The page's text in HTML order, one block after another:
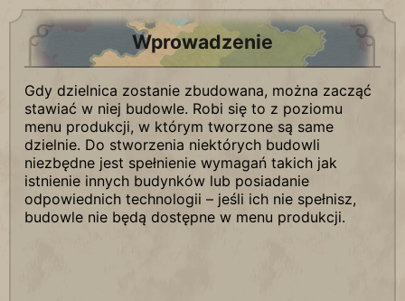
Wprowadzenie
Gdy dzielnica zostanie zbudowana, można zacząć
stawiać w niej budowle. Robi się to z poziomu
menu produkcji, w którym tworzone są same
dzielnie. Do stworzenia niektórych budowli
niezbędne jest spełnienie wymagań takich jak
istnienie innych budynków lub posiadanie
odpowiednich technologii – jeśli ich nie spełnisz,
budowle nie będą dostępne w menu produkcji.